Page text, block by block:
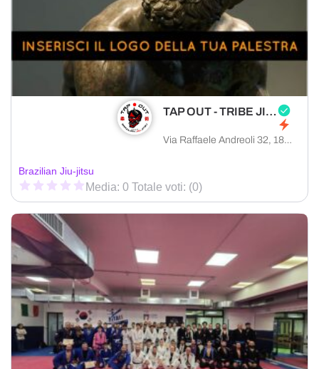
TAP OUT - TRIBE JIU JITSU IMPERIA
Via Raffaele Andreoli 32, 18100 Imperia provincia di Imperia, Italia
Brazilian Jiu-jitsu
Media: 0 Totale voti: (0)